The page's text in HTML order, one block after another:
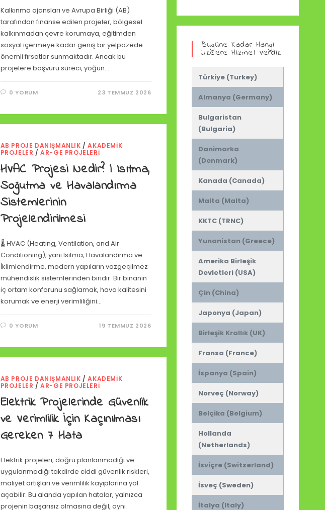
Kalkınma ajansları ve Avrupa Birliği (AB)
tarafından finanse edilen projeler, bölgesel
kalkınmadan çevre korumaya, eğitimden
sosyal içermeye kadar geniş bir yelpazede
önemli fırsatlar sunmaktadır. Ancak bu
projelere başvuru süreci, yoğun…
0 YORUM 23 TEMMUZ 2026
AB PROJE DANIŞMANLIK /AKADEMIK
PROJELER /AR-GE PROJELERI
HVAC Projesi Nedir? | Isıtma,
Soğutma ve Havalandırma
Sistemlerinin
Projelendirilmesi
🌡️ HVAC (Heating, Ventilation, and Air
Conditioning), yani Isıtma, Havalandırma ve
İklimlendirme, modern yapıların vazgeçilmez
mühendislik sistemlerinden biridir. Bir binanın
iç ortam konforunu sağlamak, hava kalitesini
korumak ve enerji verimliliğini…
0 YORUM 19 TEMMUZ 2026
AB PROJE DANIŞMANLIK /AKADEMIK
PROJELER /AR-GE PROJELERI
Elektrik Projelerinde Güvenlik
ve Verimlilik İçin Kaçınılması
Gereken 7 Hata
Elektrik projeleri, doğru planlanmadığı ve
uygulanmadığı takdirde ciddi güvenlik riskleri,
maliyet artışları ve verimlilik kayıplarına yol
açabilir. Bu alanda yapılan hatalar, yalnızca
projenin başarısız olmasına değil, aynı
Bugüne Kadar Hangi
Ülkelere Hizmet Verdik
Türkiye (Turkey)
Almanya (Germany)
Bulgaristan
(Bulgaria)
Danimarka
(Denmark)
Kanada (Canada)
Malta (Malta)
KKTC (TRNC)
Yunanistan (Greece)
Amerika Birleşik
Devletleri (USA)
Çin (China)
Japonya (Japan)
Birleşik Krallık (UK)
Fransa (France)
İspanya (Spain)
Norveç (Norway)
Belçika (Belgium)
Hollanda
(Netherlands)
İsviçre (Switzerland)
İsveç (Sweden)
İtalya (Italy)